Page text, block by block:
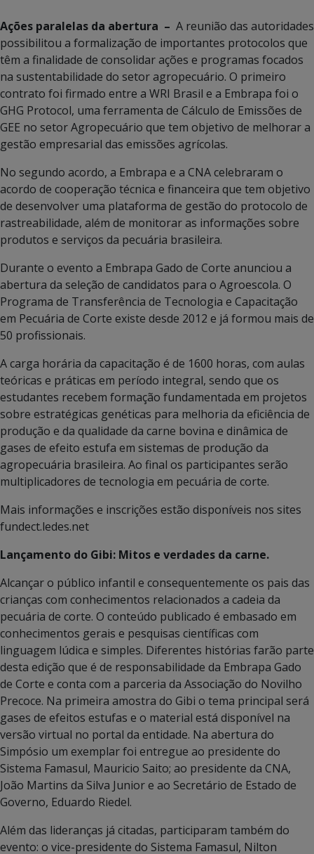
Ações paralelas da abertura – A reunião das autoridades
possibilitou a formalização de importantes protocolos que
têm a finalidade de consolidar ações e programas focados
na sustentabilidade do setor agropecuário. O primeiro
contrato foi firmado entre a WRI Brasil e a Embrapa foi o
GHG Protocol, uma ferramenta de Cálculo de Emissões de
GEE no setor Agropecuário que tem objetivo de melhorar a
gestão empresarial das emissões agrícolas.
No segundo acordo, a Embrapa e a CNA celebraram o
acordo de cooperação técnica e financeira que tem objetivo
de desenvolver uma plataforma de gestão do protocolo de
rastreabilidade, além de monitorar as informações sobre
produtos e serviços da pecuária brasileira.
Durante o evento a Embrapa Gado de Corte anunciou a
abertura da seleção de candidatos para o Agroescola. O
Programa de Transferência de Tecnologia e Capacitação
em Pecuária de Corte existe desde 2012 e já formou mais de
50 profissionais.
A carga horária da capacitação é de 1600 horas, com aulas
teóricas e práticas em período integral, sendo que os
estudantes recebem formação fundamentada em projetos
sobre estratégicas genéticas para melhoria da eficiência de
produção e da qualidade da carne bovina e dinâmica de
gases de efeito estufa em sistemas de produção da
agropecuária brasileira. Ao final os participantes serão
multiplicadores de tecnologia em pecuária de corte.
Mais informações e inscrições estão disponíveis nos sites
fundect.ledes.net
Lançamento do Gibi: Mitos e verdades da carne.
Alcançar o público infantil e consequentemente os pais das
crianças com conhecimentos relacionados a cadeia da
pecuária de corte. O conteúdo publicado é embasado em
conhecimentos gerais e pesquisas científicas com
linguagem lúdica e simples. Diferentes histórias farão parte
desta edição que é de responsabilidade da Embrapa Gado
de Corte e conta com a parceria da Associação do Novilho
Precoce. Na primeira amostra do Gibi o tema principal será
gases de efeitos estufas e o material está disponível na
versão virtual no portal da entidade. Na abertura do
Simpósio um exemplar foi entregue ao presidente do
Sistema Famasul, Mauricio Saito; ao presidente da CNA,
João Martins da Silva Junior e ao Secretário de Estado de
Governo, Eduardo Riedel.
Além das lideranças já citadas, participaram também do
evento: o vice-presidente do Sistema Famasul, Nilton